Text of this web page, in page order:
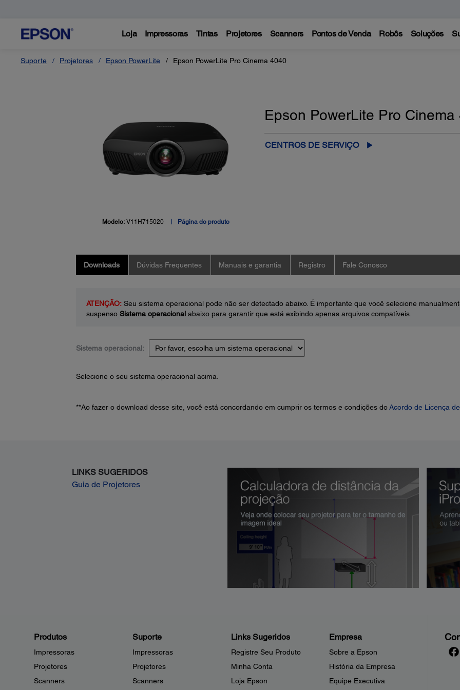
Loja Impressoras Tintas Projetores Scanners Pontos de Venda Robôs Soluções
Suporte Projetores Epson PowerLite Epson PowerLite Pro Cinema 4040
Modelo: V11H715020 Página do produto
Epson PowerLite Pro Cinema
CENTROS DE SERVIÇO
Downloads Dúvidas Frequentes Manuais e garantia Registro Fale Conosco
ATENÇÃO:Seu sistema operacional pode não ser detectado abaixo. É importante que você selecione
suspenso Sistema operacionalabaixo para garantir que está exibindo apenas arquivos compatíveis.
Sistema operacional:
Selecione o seu sistema operacional acima.
**Ao fazer o download desse site, você está concordando em cumprir os termos e condições doAcordo de Licença
LINKS SUGERIDOS
Guia de Projetores
Produtos
Impressoras
Projetores
Scanners
Suporte
Impressoras
Projetores
Scanners
Links Sugeridos
Registre Seu Produto
Minha Conta
Loja Epson
Empresa
Sobre a Epson
História da Empresa
Equipe Executiva